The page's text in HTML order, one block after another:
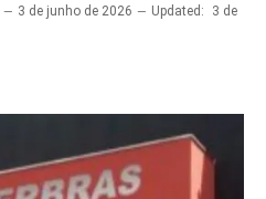
3 de junho de 2026 Updated:
3 de